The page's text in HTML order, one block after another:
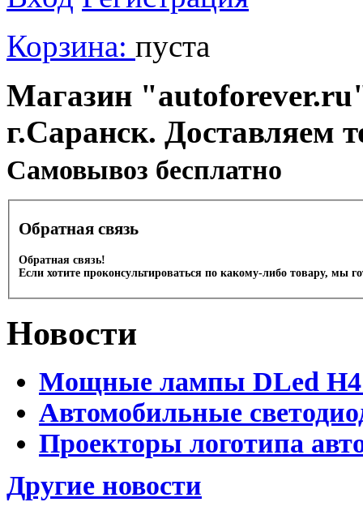
Корзина: пуста
Магазин
г.Саранск. Доставляем
Cамовывоз бесплатно
Обратная связь
Обратная связь!
Если хотите проконсультироваться по какому-либо товару, мы
Новости
Мощные лампы DLed H4
Автомобильные
Проекторы логотипа
Другие новости